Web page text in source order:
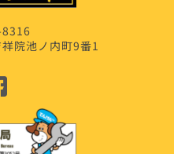
院池ノ内町9番1